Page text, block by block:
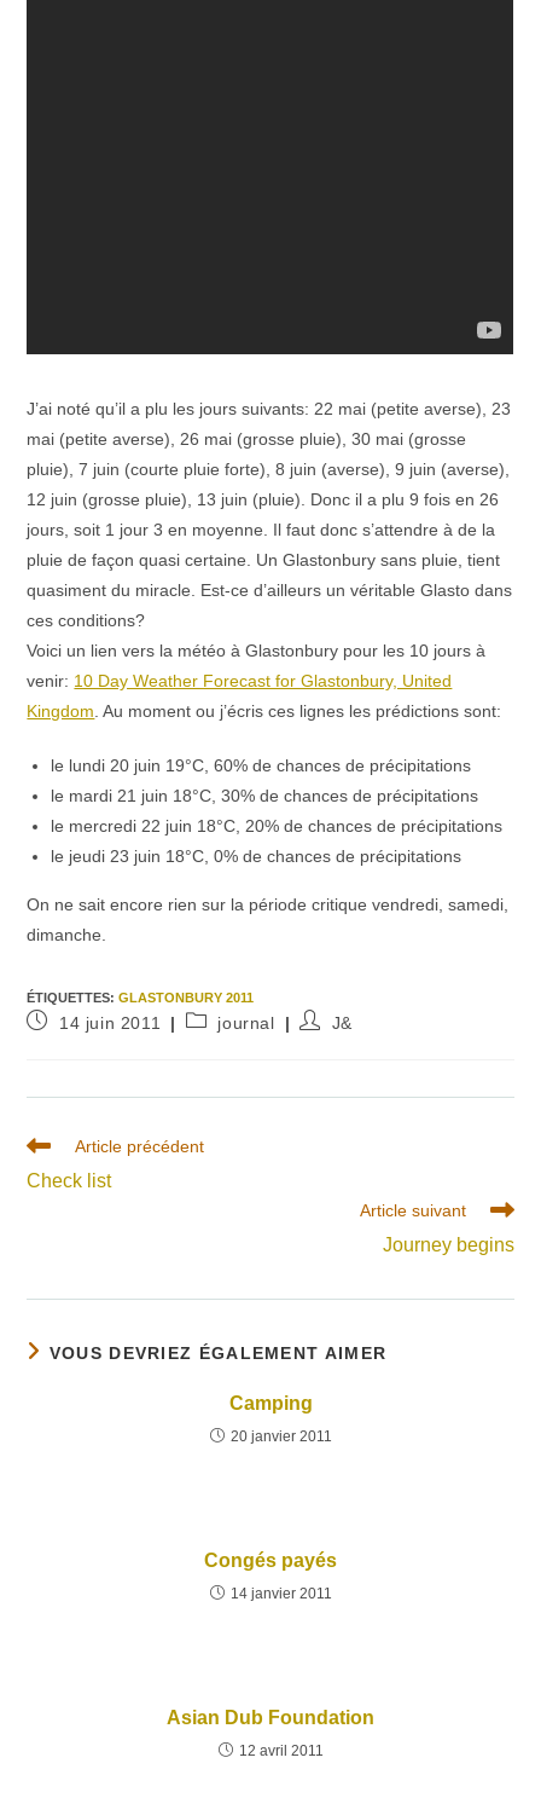
J’ai noté qu’il a plu les jours suivants: 22 mai (petite averse), 23
mai (petite averse), 26 mai (grosse pluie), 30 mai (grosse
pluie), 7 juin (courte pluie forte), 8 juin (averse), 9 juin (averse),
12 juin (grosse pluie), 13 juin (pluie). Donc il a plu 9 fois en 26
jours, soit 1 jour 3 en moyenne. Il faut donc s’attendre à de la
pluie de façon quasi certaine. Un Glastonbury sans pluie, tient
quasiment du miracle. Est-ce d’ailleurs un véritable Glasto dans
ces conditions?
Voici un lien vers la météo à Glastonbury pour les 10 jours à
venir: 10 Day Weather Forecast for Glastonbury, United
Kingdom . Au moment ou j’écris ces lignes les prédictions sont:
le lundi 20 juin 19°C, 60% de chances de précipitations
le mardi 21 juin 18°C, 30% de chances de précipitations
le mercredi 22 juin 18°C, 20% de chances de précipitations
le jeudi 23 juin 18°C, 0% de chances de précipitations
On ne sait encore rien sur la période critique vendredi, samedi,
dimanche.
ÉTIQUETTES:GLASTONBURY 2011
Publication
14 juin 2011
Postjournal
Auteur/autrice
J&
Read
articles
Article précédent
Check list
Article suivant
Journey begins
VOUS DEVRIEZ ÉGALEMENT AIMER
Camping
20 janvier 2011
Congés payés
14 janvier 2011
Asian Dub Foundation
12 avril 2011